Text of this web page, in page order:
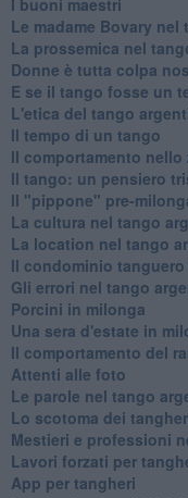
Le madame Bovary
La prossemica nel
Donne è tutta colpa
E se il tango fosse un
L'etica del tango
Il tempo di un tango
Il comportamento nello
Il tango: un pensiero
Il "pippone" pre-
La cultura nel tango
La location nel tango
Il condominio
Gli errori nel tango
Porcini in milonga
Una sera d'estate in
Il comportamento del
Attenti alle foto
Le parole nel tango
Lo scotoma dei
Mestieri e professioni
Lavori forzati per
App per tangheri